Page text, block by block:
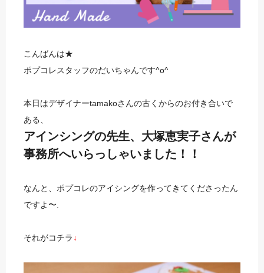
こんばんは★
ポプコレスタッフのだいちゃんです^o^
本日はデザイナーtamakoさんの古くからのお付き合いで
ある、
アインシングの先生、大塚恵実子さんが
事務所へいらっしゃいました！！
なんと、ポプコレのアイシングを作ってきてくださったん
ですよ〜.
それがコチラ ↓